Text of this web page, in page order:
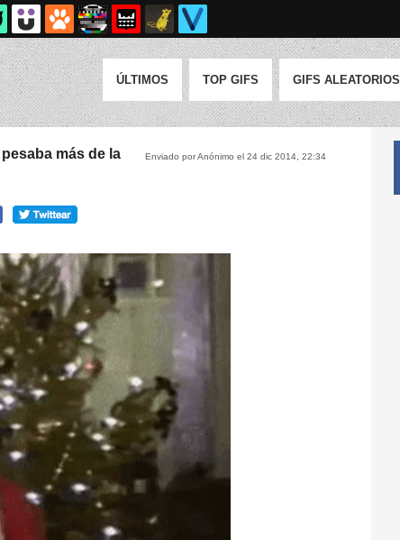
ÚLTIMOS TOP GIFS GIFS ALEATORIOS
Enviado por Anónimo el 24 dic 2014, 22:34
más de la